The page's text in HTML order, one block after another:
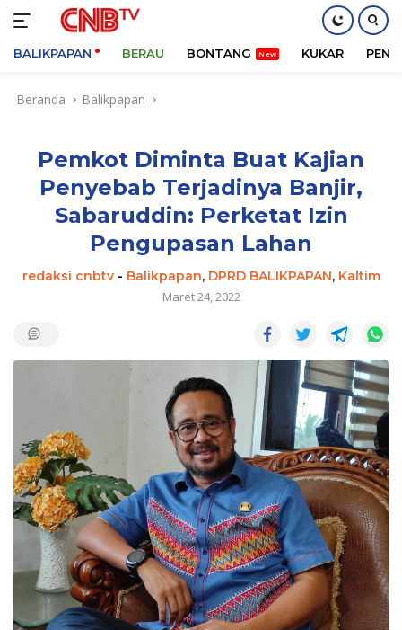
BALIKPAPAN BERAU BONTANG KUKAR
Beranda Balikpapan
Pemkot Diminta Buat Kajian
Penyebab Terjadinya Banjir,
Sabaruddin: Perketat Izin
Pengupasan Lahan
redaksi cnbtv- Balikpapan, DPRD BALIKPAPAN, Kaltim
Maret 24, 2022